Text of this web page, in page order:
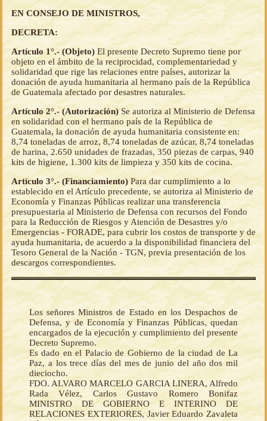
EN CONSEJO DE MINISTROS,
DECRETA:
Artículo 1°.- (Objeto) El presente Decreto Supremo tiene por
objeto en el ámbito de la reciprocidad, complementariedad y
solidaridad que rige las relaciones entre países, autorizar la
donación de ayuda humanitaria al hermano país de la República
de Guatemala afectado por desastres naturales.
Artículo 2°.- (Autorización) Se autoriza al Ministerio de Defensa
en solidaridad con el hermano país de la República de
Guatemala, la donación de ayuda humanitaria consistente en:
8,74 toneladas de arroz, 8,74 toneladas de azúcar, 8,74 toneladas
de harina, 2.650 unidades de frazadas, 350 piezas de carpas, 940
kits de higiene, 1.300 kits de limpieza y 350 kits de cocina.
Artículo 3°.- (Financiamiento) Para dar cumplimiento a lo
establecido en el Artículo precedente, se autoriza al Ministerio de
Economía y Finanzas Públicas realizar una transferencia
presupuestaria al Ministerio de Defensa con recursos del Fondo
para la Reducción de Riesgos y Atención de Desastres y/o
Emergencias - FORADE, para cubrir los costos de transporte y de
ayuda humanitaria, de acuerdo a la disponibilidad financiera del
Tesoro General de la Nación - TGN, previa presentación de los
descargos correspondientes.
Los señores Ministros de Estado en los Despachos de
Defensa, y de Economía y Finanzas Públicas, quedan
encargados de la ejecución y cumplimiento del presente
Decreto Supremo.
Es dado en el Palacio de Gobierno de la ciudad de La
Paz, a los trece días del mes de junio del año dos mil
dieciocho.
FDO. ALVARO MARCELO GARCIA LINERA, Alfredo
Rada Vélez, Carlos Gustavo Romero Bonifaz
MINISTRO DE GOBIERNO E INTERINO DE
RELACIONES EXTERIORES, Javier Eduardo Zavaleta